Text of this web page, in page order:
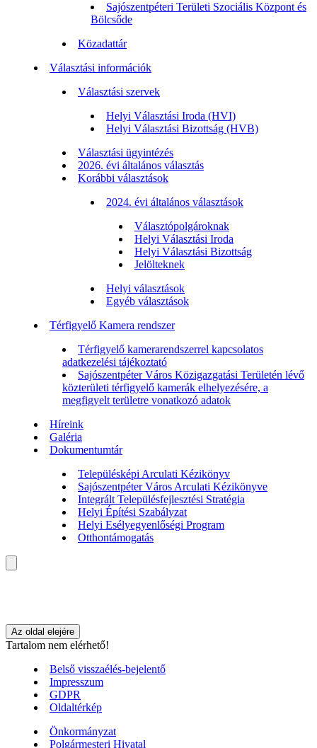
Sajószentpéteri Területi Szociális Központ és
Bölcsőde
Közadattár
Választási információk
Választási szervek
Helyi Választási Iroda (HVI)
Helyi Választási Bizottság (HVB)
Választási ügyintézés
2026. évi általános választás
Korábbi választások
2024. évi általános választások
Választópolgároknak
Helyi Választási Iroda
Helyi Választási Bizottság
Jelölteknek
Helyi választások
Egyéb választások
Térfigyelő Kamera rendszer
Térfigyelő kamerarendszerrel kapcsolatos
adatkezelési tájékoztató
Sajószentpéter Város Közigazgatási Területén lévő
közterületi térfigyelő kamerák elhelyezésére, a
megfigyelt területre vonatkozó adatok
Híreink
Galéria
Dokumentumtár
Településképi Arculati Kézikönyv
Sajószentpéter Város Arculati Kézikönyve
Integrált Településfejlesztési Stratégia
Helyi Építési Szabályzat
Helyi Esélyegyenlőségi Program
Otthontámogatás
Az oldal elejére
Tartalom nem elérhető!
Belső visszaélés-bejelentő
Impresszum
GDPR
Oldaltérkép
Önkormányzat
Polgármesteri Hivatal